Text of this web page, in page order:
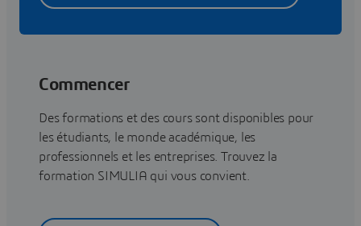
Commencer
Des formations et des cours sont disponibles pour
les étudiants, le monde académique, les
professionnels et les entreprises. Trouvez la
formation SIMULIA qui vous convient.